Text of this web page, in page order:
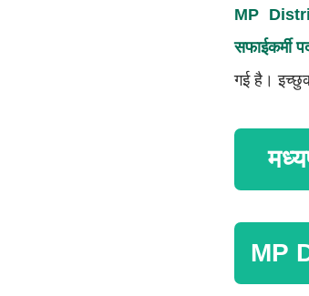
MP
सफाईकर्मी
गई है।
MP